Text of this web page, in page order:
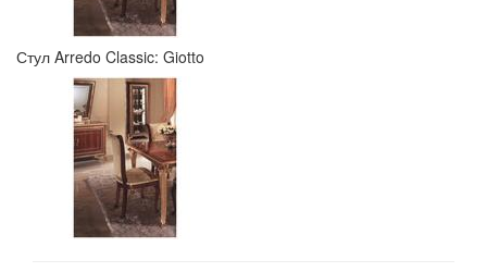
Стул Arredo Classic: Giotto